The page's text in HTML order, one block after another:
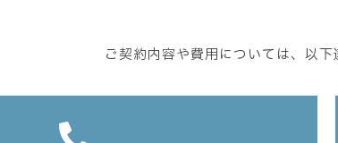
ご契約内容や費用については、以